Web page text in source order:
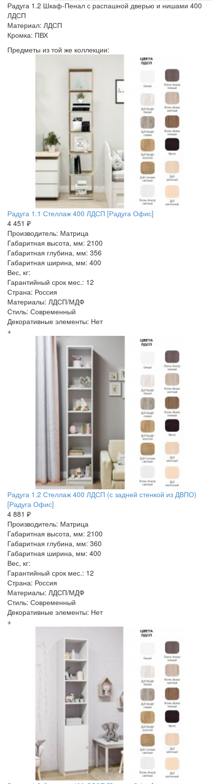
Радуга 1.2 Шкаф-Пенал с распашной дверью и нишами 400
ЛДСП
Материал: ЛДСП
Кромка: ПВХ
Предметы из той же коллекции:
Радуга 1.1 Стеллаж 400 ЛДСП [Радуга Офис]
4 451 ₽
Производитель: Матрица
Габаритная высота, мм: 2100
Габаритная глубина, мм: 356
Габаритная ширина, мм: 400
Вес, кг:
Гарантийный срок мес.: 12
Страна: Россия
Материалы: ЛДСП/МДФ
Стиль: Современный
Декоративные элементы: Нет
+
Радуга 1.2 Стеллаж 400 ЛДСП (с задней стенкой из ДВПО)
[Радуга Офис]
4 881 ₽
Производитель: Матрица
Габаритная высота, мм: 2100
Габаритная глубина, мм: 360
Габаритная ширина, мм: 400
Вес, кг:
Гарантийный срок мес.: 12
Страна: Россия
Материалы: ЛДСП/МДФ
Стиль: Современный
Декоративные элементы: Нет
+